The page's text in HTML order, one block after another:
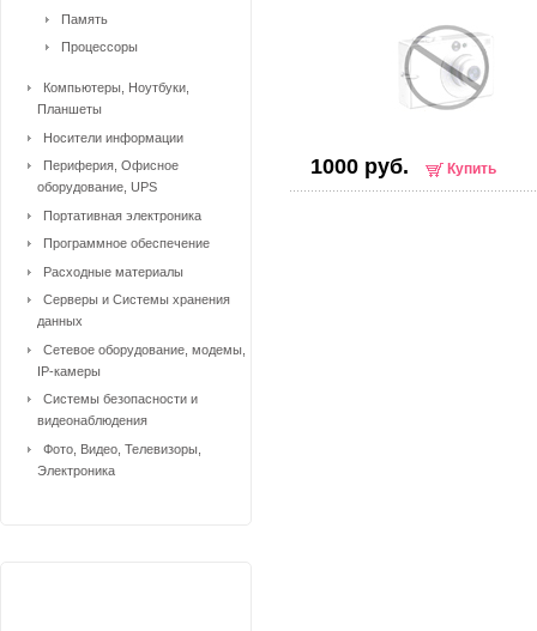
1000 руб. Купить
Память
Процессоры
Компьютеры, Ноутбуки,
Планшеты
Носители информации
Периферия, Офисное
оборудование, UPS
Портативная электроника
Программное обеспечение
Расходные материалы
Серверы и Системы хранения
данных
Сетевое оборудование, модемы,
IP-камеры
Системы безопасности и
видеонаблюдения
Фото, Видео, Телевизоры,
Электроника